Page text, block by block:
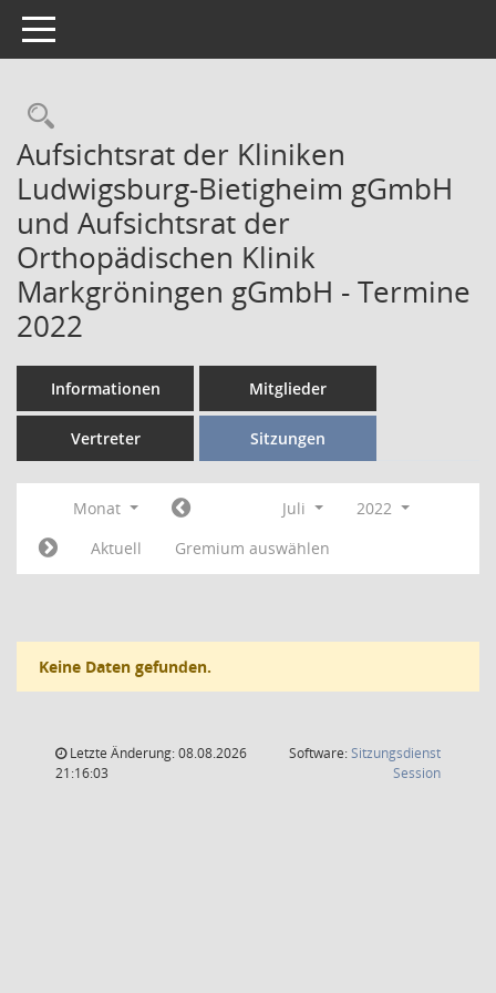
Toggle navigation
Aufsichtsrat der Kliniken
Ludwigsburg-Bietigheim gGmbH
und Aufsichtsrat der
Orthopädischen Klinik
Markgröningen gGmbH - Termine
2022
Informationen Mitglieder
Vertreter Sitzungen
Monat Juli
2022
Aktuell
Gremium auswählen
Keine Daten gefunden.
Letzte Änderung: 08.08.2026
21:16:03
Software:Sitzungsdienst
Session(Wird in